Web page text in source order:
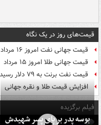
قیمت‌های روز در یک نگاه
قیمت جهانی نفت امروز ۱۶ مرداد
قیمت جهانی طلا امروز ۱۵ مرداد
قیمت نفت برنت به ۷۹ دلار رسید
افزایش قیمت طلا و نقره جهانی
فیلم برگزیده
بوسه‌ پدر بر پای پسر شهیدش